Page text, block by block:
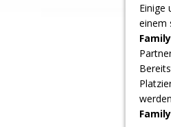
Einige
einem